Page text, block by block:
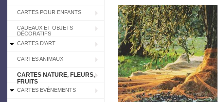
CARTES POUR ENFANTS
CADEAUX ET OBJETS
DÉCORATIFS
CARTES D'ART
CARTES ANIMAUX
CARTES NATURE, FLEURS,
FRUITS
CARTES EVÉNEMENTS